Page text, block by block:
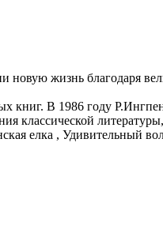
новую жизнь благодаря
книг. В 1986 году
классической
елка , Удивительный